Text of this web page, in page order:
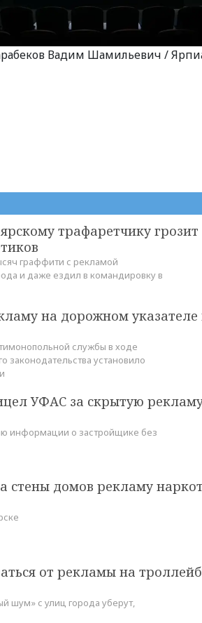
Вадим Шамильевич /
трафаретчику грозит
граффити с рекламой
и даже ездил в командировку в
на дорожном указателе
службы в ходе
законодательства установило
УФАС за скрытую
информации о застройщике без
стены домов рекламу
от рекламы на
шум» с улиц города уберут,